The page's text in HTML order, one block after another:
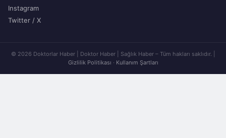
Instagram
Twitter / X
© 2026 Doktorlar Haber | Doktor Haber | Sağlık Haber – Tüm hakları saklıdır. |
Gizlilik Politikası · Kullanım Şartları